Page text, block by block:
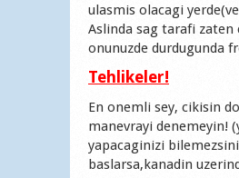
ulasmis olacagi
Aslinda sag tarafi zaten
onunuzde durdugunda
Tehlikeler!
En onemli sey, cikisin
manevrayi denemeyin!
yapacaginizi
baslarsa,kanadin